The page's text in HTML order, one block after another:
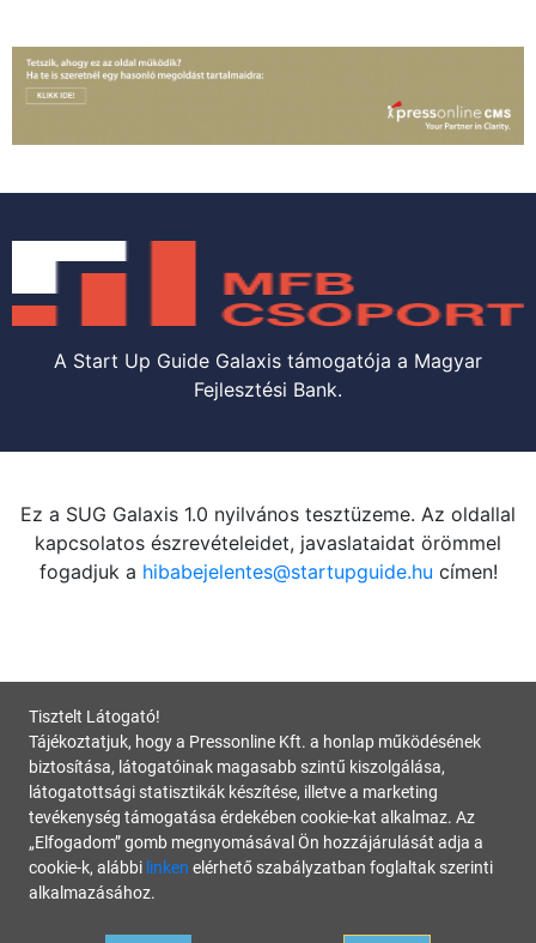
A Start Up Guide Galaxis támogatója a Magyar
Fejlesztési Bank.
Ez a SUG Galaxis 1.0 nyilvános tesztüzeme. Az oldallal
kapcsolatos észrevételeidet, javaslataidat örömmel
fogadjuk a hibabejelentes@startupguide.hu címen!
Tisztelt Látogató!
Tájékoztatjuk, hogy a Pressonline Kft. a honlap működésének
biztosítása, látogatóinak magasabb szintű kiszolgálása,
látogatottsági statisztikák készítése, illetve a marketing
tevékenység támogatása érdekében cookie-kat alkalmaz. Az
„Elfogadom” gomb megnyomásával Ön hozzájárulását adja a
cookie-k, alábbi linken elérhető szabályzatban foglaltak szerinti
alkalmazásához.